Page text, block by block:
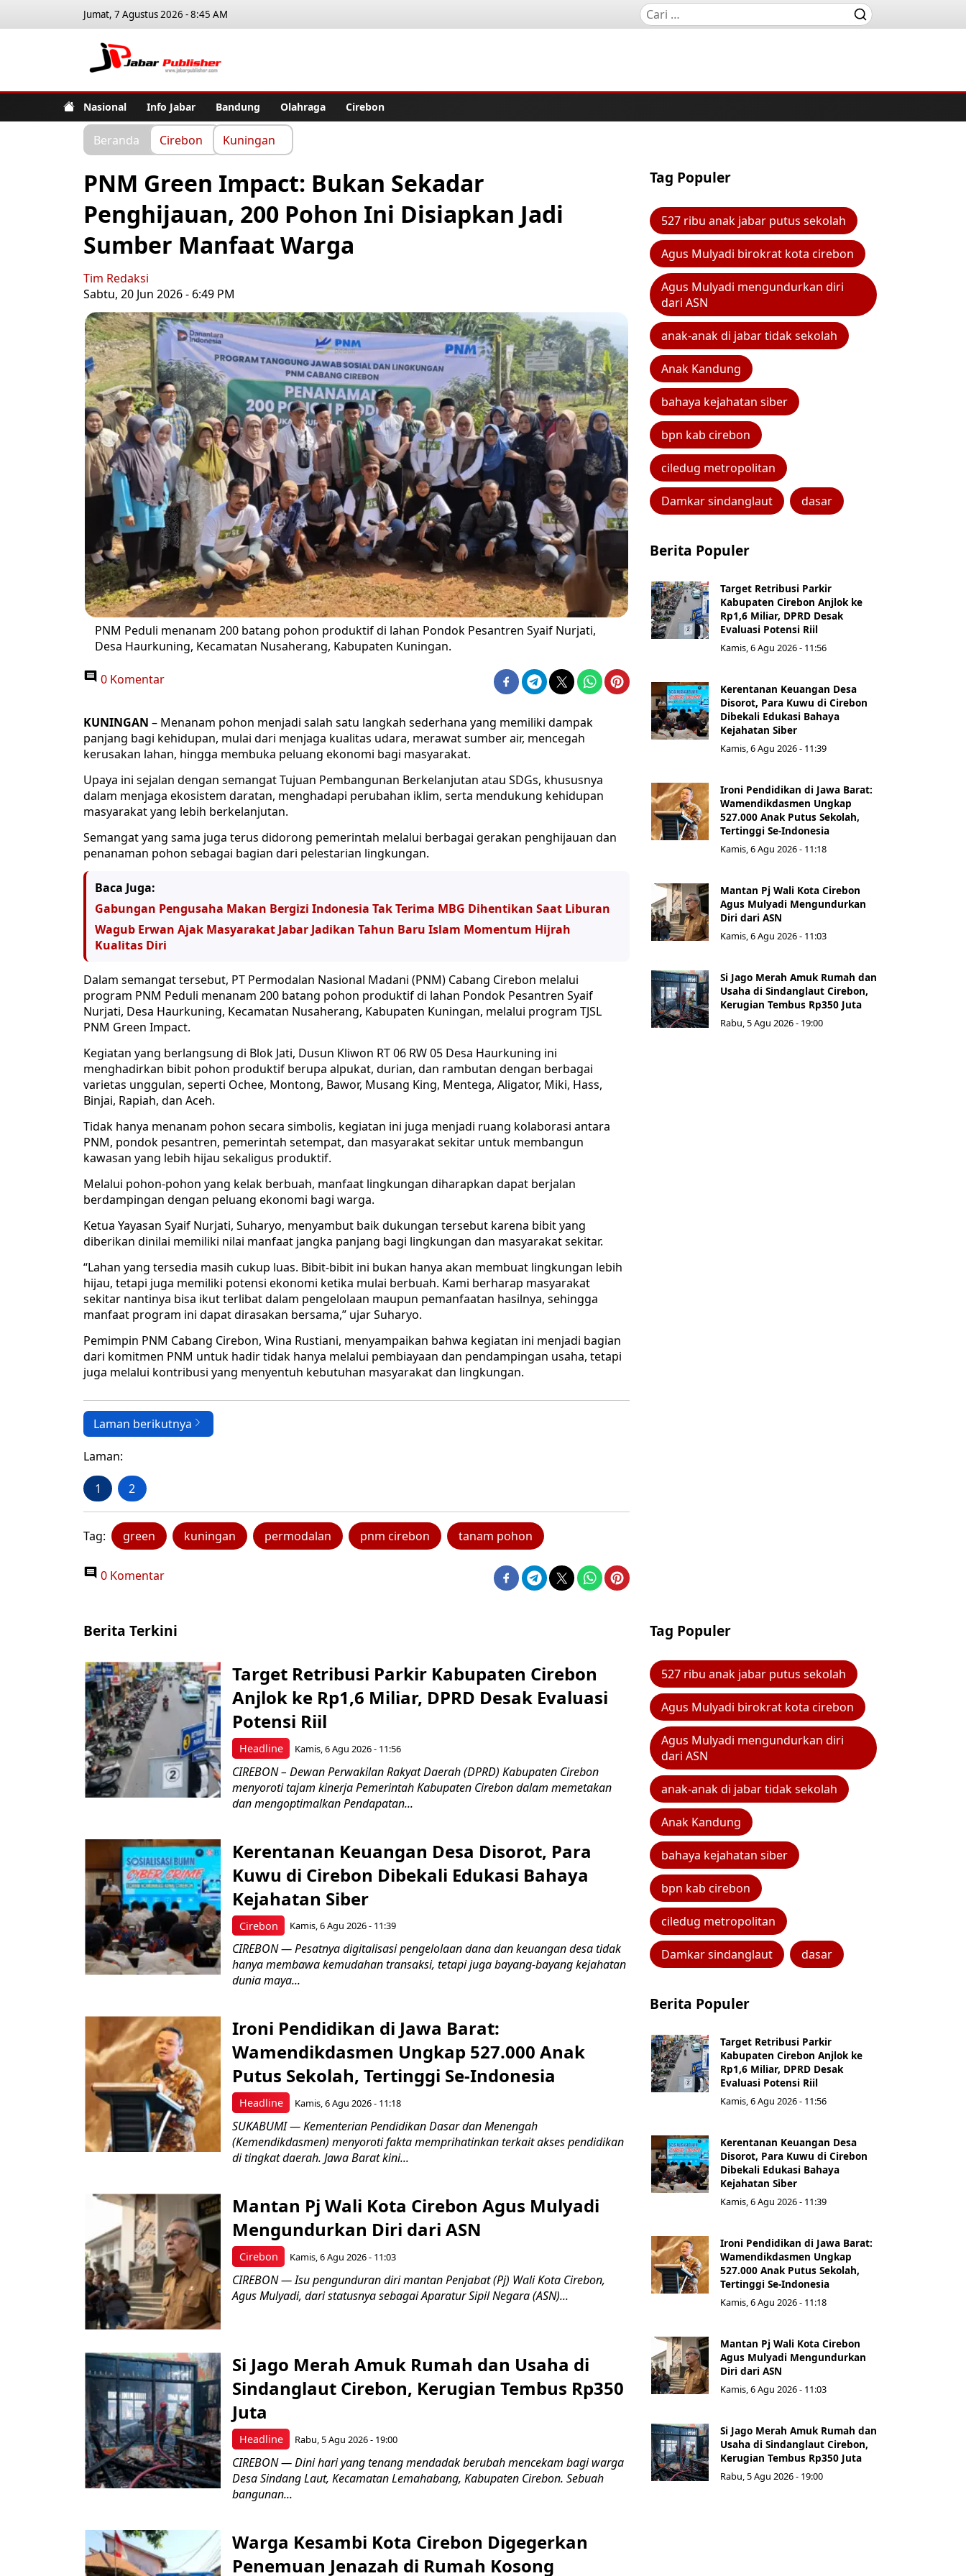
Jumat, 7 Agustus 2026 - 8:45 AM
Nasional Info Jabar Bandung Olahraga Cirebon
Beranda Cirebon Kuningan
PNM Green Impact: Bukan Sekadar
Penghijauan, 200 Pohon Ini Disiapkan Jadi
Sumber Manfaat Warga
Tim Redaksi
Sabtu, 20 Jun 2026 - 6:49 PM
PNM Peduli menanam 200 batang pohon produktif di lahan Pondok Pesantren Syaif Nurjati,
Desa Haurkuning, Kecamatan Nusaherang, Kabupaten Kuningan.
0 Komentar
KUNINGAN – Menanam pohon menjadi salah satu langkah sederhana yang memiliki dampak
panjang bagi kehidupan, mulai dari menjaga kualitas udara, merawat sumber air, mencegah
kerusakan lahan, hingga membuka peluang ekonomi bagi masyarakat.
Upaya ini sejalan dengan semangat Tujuan Pembangunan Berkelanjutan atau SDGs, khususnya
dalam menjaga ekosistem daratan, menghadapi perubahan iklim, serta mendukung kehidupan
masyarakat yang lebih berkelanjutan.
Semangat yang sama juga terus didorong pemerintah melalui berbagai gerakan penghijauan dan
penanaman pohon sebagai bagian dari pelestarian lingkungan.
Baca Juga:
Gabungan Pengusaha Makan Bergizi Indonesia Tak Terima MBG Dihentikan Saat Liburan
Wagub Erwan Ajak Masyarakat Jabar Jadikan Tahun Baru Islam Momentum Hijrah
Kualitas Diri
Dalam semangat tersebut, PT Permodalan Nasional Madani (PNM) Cabang Cirebon melalui
program PNM Peduli menanam 200 batang pohon produktif di lahan Pondok Pesantren Syaif
Nurjati, Desa Haurkuning, Kecamatan Nusaherang, Kabupaten Kuningan, melalui program TJSL
PNM Green Impact.
Kegiatan yang berlangsung di Blok Jati, Dusun Kliwon RT 06 RW 05 Desa Haurkuning ini
menghadirkan bibit pohon produktif berupa alpukat, durian, dan rambutan dengan berbagai
varietas unggulan, seperti Ochee, Montong, Bawor, Musang King, Mentega, Aligator, Miki, Hass,
Binjai, Rapiah, dan Aceh.
Tidak hanya menanam pohon secara simbolis, kegiatan ini juga menjadi ruang kolaborasi antara
PNM, pondok pesantren, pemerintah setempat, dan masyarakat sekitar untuk membangun
kawasan yang lebih hijau sekaligus produktif.
Melalui pohon-pohon yang kelak berbuah, manfaat lingkungan diharapkan dapat berjalan
berdampingan dengan peluang ekonomi bagi warga.
Ketua Yayasan Syaif Nurjati, Suharyo, menyambut baik dukungan tersebut karena bibit yang
diberikan dinilai memiliki nilai manfaat jangka panjang bagi lingkungan dan masyarakat sekitar.
“Lahan yang tersedia masih cukup luas. Bibit-bibit ini bukan hanya akan membuat lingkungan lebih
hijau, tetapi juga memiliki potensi ekonomi ketika mulai berbuah. Kami berharap masyarakat
sekitar nantinya bisa ikut terlibat dalam pengelolaan maupun pemanfaatan hasilnya, sehingga
manfaat program ini dapat dirasakan bersama,” ujar Suharyo.
Pemimpin PNM Cabang Cirebon, Wina Rustiani, menyampaikan bahwa kegiatan ini menjadi bagian
dari komitmen PNM untuk hadir tidak hanya melalui pembiayaan dan pendampingan usaha, tetapi
juga melalui kontribusi yang menyentuh kebutuhan masyarakat dan lingkungan.
Laman berikutnya
Laman:
1 2
Tag: green kuningan permodalan pnm cirebon tanam pohon
0 Komentar
Tag Populer
527 ribu anak jabar putus sekolah
Agus Mulyadi birokrat kota cirebon
Agus Mulyadi mengundurkan diri
dari ASN
anak-anak di jabar tidak sekolah
Anak Kandung
bahaya kejahatan siber
bpn kab cirebon
ciledug metropolitan
Damkar sindanglaut dasar
Berita Populer
Target Retribusi Parkir
Kabupaten Cirebon Anjlok ke
Rp1,6 Miliar, DPRD Desak
Evaluasi Potensi Riil
Kamis, 6 Agu 2026 - 11:56
Kerentanan Keuangan Desa
Disorot, Para Kuwu di Cirebon
Dibekali Edukasi Bahaya
Kejahatan Siber
Kamis, 6 Agu 2026 - 11:39
Ironi Pendidikan di Jawa Barat:
Wamendikdasmen Ungkap
527.000 Anak Putus Sekolah,
Tertinggi Se-Indonesia
Kamis, 6 Agu 2026 - 11:18
Mantan Pj Wali Kota Cirebon
Agus Mulyadi Mengundurkan
Diri dari ASN
Kamis, 6 Agu 2026 - 11:03
Si Jago Merah Amuk Rumah dan
Usaha di Sindanglaut Cirebon,
Kerugian Tembus Rp350 Juta
Rabu, 5 Agu 2026 - 19:00
Berita Terkini
Headline
Target Retribusi Parkir Kabupaten Cirebon
Anjlok ke Rp1,6 Miliar, DPRD Desak Evaluasi
Potensi Riil
Kamis, 6 Agu 2026 - 11:56
CIREBON – Dewan Perwakilan Rakyat Daerah (DPRD) Kabupaten Cirebon
menyoroti tajam kinerja Pemerintah Kabupaten Cirebon dalam memetakan
dan mengoptimalkan Pendapatan...
Cirebon
Kerentanan Keuangan Desa Disorot, Para
Kuwu di Cirebon Dibekali Edukasi Bahaya
Kejahatan Siber
Kamis, 6 Agu 2026 - 11:39
CIREBON — Pesatnya digitalisasi pengelolaan dana dan keuangan desa tidak
hanya membawa kemudahan transaksi, tetapi juga bayang-bayang kejahatan
dunia maya...
Headline
Ironi Pendidikan di Jawa Barat:
Wamendikdasmen Ungkap 527.000 Anak
Putus Sekolah, Tertinggi Se-Indonesia
Kamis, 6 Agu 2026 - 11:18
SUKABUMI — Kementerian Pendidikan Dasar dan Menengah
(Kemendikdasmen) menyoroti fakta memprihatinkan terkait akses pendidikan
di tingkat daerah. Jawa Barat kini...
Cirebon
Mantan Pj Wali Kota Cirebon Agus Mulyadi
Mengundurkan Diri dari ASN
Kamis, 6 Agu 2026 - 11:03
CIREBON — Isu pengunduran diri mantan Penjabat (Pj) Wali Kota Cirebon,
Agus Mulyadi, dari statusnya sebagai Aparatur Sipil Negara (ASN)...
Headline
Si Jago Merah Amuk Rumah dan Usaha di
Sindanglaut Cirebon, Kerugian Tembus Rp350
Juta
Rabu, 5 Agu 2026 - 19:00
CIREBON — Dini hari yang tenang mendadak berubah mencekam bagi warga
Desa Sindang Laut, Kecamatan Lemahabang, Kabupaten Cirebon. Sebuah
bangunan...
Warga Kesambi Kota Cirebon Digegerkan
Penemuan Jenazah di Rumah Kosong
Tag Populer
527 ribu anak jabar putus sekolah
Agus Mulyadi birokrat kota cirebon
Agus Mulyadi mengundurkan diri
dari ASN
anak-anak di jabar tidak sekolah
Anak Kandung
bahaya kejahatan siber
bpn kab cirebon
ciledug metropolitan
Damkar sindanglaut dasar
Berita Populer
Target Retribusi Parkir
Kabupaten Cirebon Anjlok ke
Rp1,6 Miliar, DPRD Desak
Evaluasi Potensi Riil
Kamis, 6 Agu 2026 - 11:56
Kerentanan Keuangan Desa
Disorot, Para Kuwu di Cirebon
Dibekali Edukasi Bahaya
Kejahatan Siber
Kamis, 6 Agu 2026 - 11:39
Ironi Pendidikan di Jawa Barat:
Wamendikdasmen Ungkap
527.000 Anak Putus Sekolah,
Tertinggi Se-Indonesia
Kamis, 6 Agu 2026 - 11:18
Mantan Pj Wali Kota Cirebon
Agus Mulyadi Mengundurkan
Diri dari ASN
Kamis, 6 Agu 2026 - 11:03
Si Jago Merah Amuk Rumah dan
Usaha di Sindanglaut Cirebon,
Kerugian Tembus Rp350 Juta
Rabu, 5 Agu 2026 - 19:00